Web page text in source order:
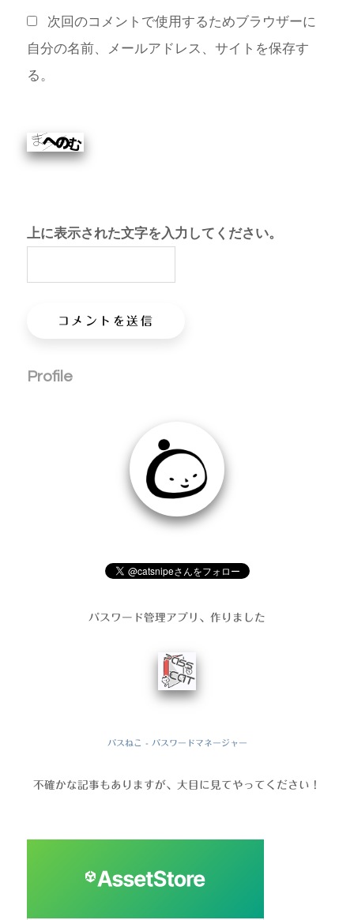
次回のコメントで使用するためブラウザーに
自分の名前、メールアドレス、サイトを保存す
る。
上に表示された文字を入力してください。
Profile
パスワード管理アプリ、作りました
パスねこ - パスワードマネージャー
不確かな記事もありますが、大目に見てやってください！